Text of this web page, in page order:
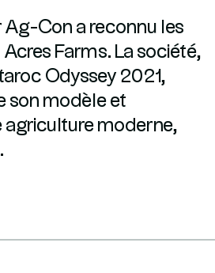
Ag-Con a reconnu les
Farms. La société,
Odyssey 2021,
son modèle et
agriculture moderne,